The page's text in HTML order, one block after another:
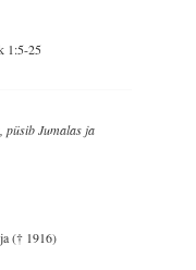
1:5-25
püsib Jumalas ja
(† 1916)